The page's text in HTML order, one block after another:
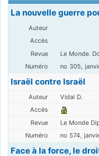
La nouvelle guerre
Le Monde.
no 305,
Israël contre Israël
Vidal D.
Le Monde
no 574,
Face à la force, le